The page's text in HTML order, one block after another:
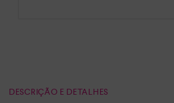
DESCRIÇÃO E DETALHES